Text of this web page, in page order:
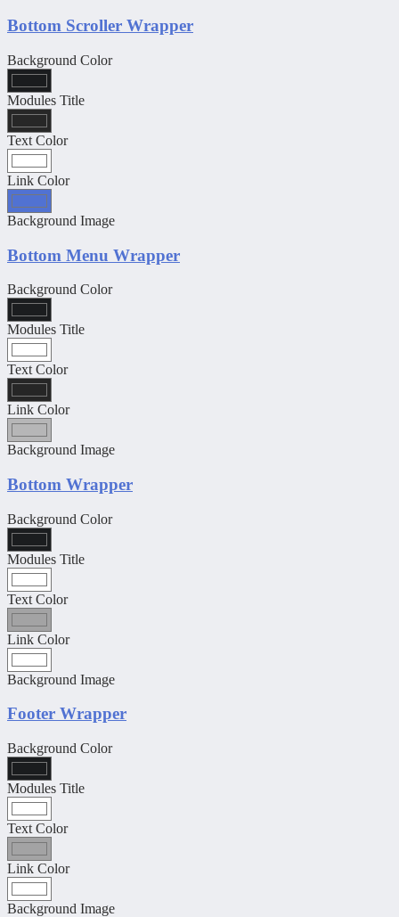
Bottom Scroller Wrapper
Background Color
Modules Title
Text Color
Link Color
Background Image
Bottom Menu Wrapper
Background Color
Modules Title
Text Color
Link Color
Background Image
Bottom Wrapper
Background Color
Modules Title
Text Color
Link Color
Background Image
Footer Wrapper
Background Color
Modules Title
Text Color
Link Color
Background Image